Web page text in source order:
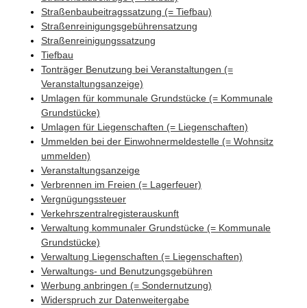
Straßenbaubeitragssatzung (= Tiefbau)
Straßenreinigungsgebührensatzung
Straßenreinigungssatzung
Tiefbau
Tonträger Benutzung bei Veranstaltungen (=
Veranstaltungsanzeige)
Umlagen für kommunale Grundstücke (= Kommunale
Grundstücke)
Umlagen für Liegenschaften (= Liegenschaften)
Ummelden bei der Einwohnermeldestelle (= Wohnsitz
ummelden)
Veranstaltungsanzeige
Verbrennen im Freien (= Lagerfeuer)
Vergnügungssteuer
Verkehrszentralregisterauskunft
Verwaltung kommunaler Grundstücke (= Kommunale
Grundstücke)
Verwaltung Liegenschaften (= Liegenschaften)
Verwaltungs- und Benutzungsgebühren
Werbung anbringen (= Sondernutzung)
Widerspruch zur Datenweitergabe